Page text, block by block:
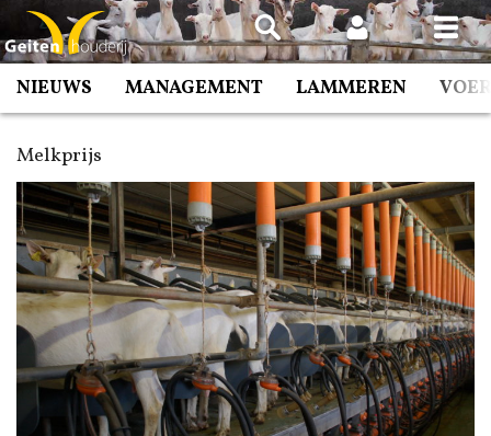
Spring
naar
inhoud
NIEUWS MANAGEMENT LAMMEREN
Melkprijs